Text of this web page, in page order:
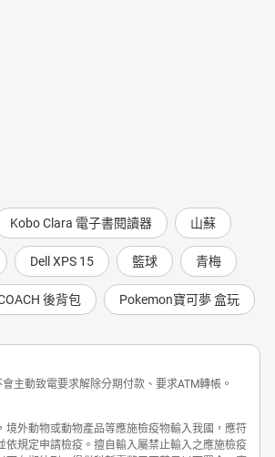
Kobo Clara 電子書閱讀器 山蘇
Dell XPS 15 籃球 青梅
後背包 Pokemon寶可夢 盒玩
主動致電要求解除分期付款、要求ATM轉帳。
境外動物或動物產品等應施檢疫物輸入我國，應符
依規定申請檢疫。擅自輸入屬禁止輸入之應施檢疫